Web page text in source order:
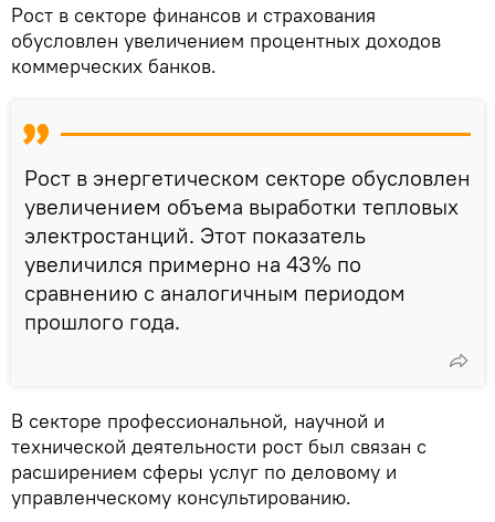
Рост в секторе финансов и страхования
обусловлен увеличением процентных доходов
коммерческих банков.
Рост в энергетическом секторе обусловлен
увеличением объема выработки тепловых
электростанций. Этот показатель
увеличился примерно на 43% по
сравнению с аналогичным периодом
прошлого года.
В секторе профессиональной, научной и
технической деятельности рост был связан с
расширением сферы услуг по деловому и
управленческому консультированию.